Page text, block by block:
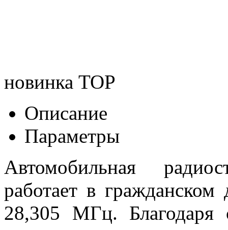
новинка TOP
Описание
Параметры
Автомобильная
работает в гражданском
28,305 МГц. Благодаря